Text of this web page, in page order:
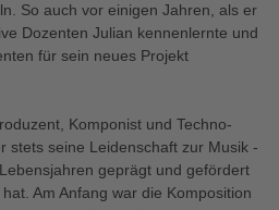
So auch vor einigen Jahren, als er
Dozenten Julian kennenlernte und
für sein neues Projekt
Komponist und Techno-
stets seine Leidenschaft zur Musik -
geprägt und gefördert
Am Anfang war die Komposition